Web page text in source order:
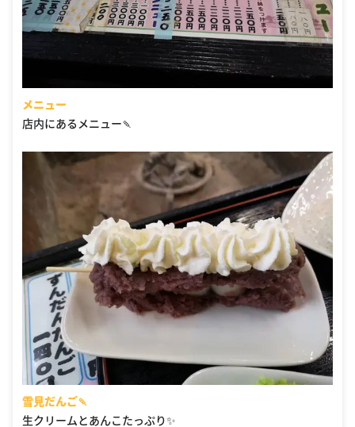
メニュー
店内にあるメニュー🍡
雪見だんご🍡
生クリームとあんこたっぷり✨